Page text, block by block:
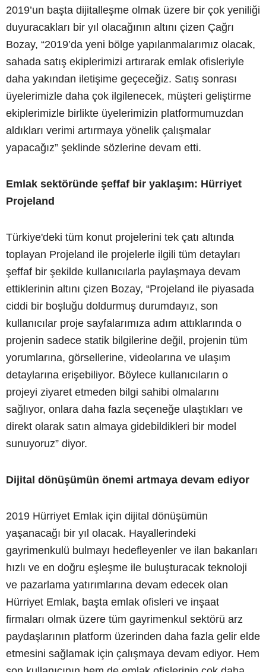
2019’un başta dijitalleşme olmak üzere bir çok yeniliği
duyuracakları bir yıl olacağının altını çizen Çağrı
Bozay, “2019’da yeni bölge yapılanmalarımız olacak,
sahada satış ekiplerimizi artırarak emlak ofisleriyle
daha yakından iletişime geçeceğiz. Satış sonrası
üyelerimizle daha çok ilgilenecek, müşteri geliştirme
ekiplerimizle birlikte üyelerimizin platformumuzdan
aldıkları verimi artırmaya yönelik çalışmalar
yapacağız” şeklinde sözlerine devam etti.
Emlak sektöründe şeffaf bir yaklaşım: Hürriyet
Projeland
Türkiye'deki tüm konut projelerini tek çatı altında
toplayan Projeland ile projelerle ilgili tüm detayları
şeffaf bir şekilde kullanıcılarla paylaşmaya devam
ettiklerinin altını çizen Bozay, “Projeland ile piyasada
ciddi bir boşluğu doldurmuş durumdayız, son
kullanıcılar proje sayfalarımıza adım attıklarında o
projenin sadece statik bilgilerine değil, projenin tüm
yorumlarına, görsellerine, videolarına ve ulaşım
detaylarına erişebiliyor. Böylece kullanıcıların o
projeyi ziyaret etmeden bilgi sahibi olmalarını
sağlıyor, onlara daha fazla seçeneğe ulaştıkları ve
direkt olarak satın almaya gidebildikleri bir model
sunuyoruz” diyor.
Dijital dönüşümün önemi artmaya devam ediyor
2019 Hürriyet Emlak için dijital dönüşümün
yaşanacağı bir yıl olacak. Hayallerindeki
gayrimenkulü bulmayı hedefleyenler ve ilan bakanları
hızlı ve en doğru eşleşme ile buluşturacak teknoloji
ve pazarlama yatırımlarına devam edecek olan
Hürriyet Emlak, başta emlak ofisleri ve inşaat
firmaları olmak üzere tüm gayrimenkul sektörü arz
paydaşlarının platform üzerinden daha fazla gelir elde
etmesini sağlamak için çalışmaya devam ediyor. Hem